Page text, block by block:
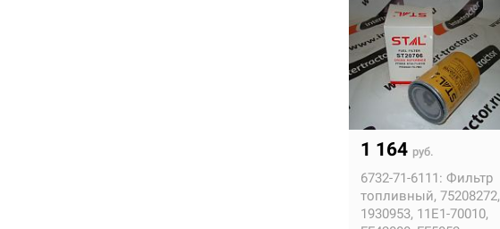
1 164 руб.
6732-71-6111: Фильтр
топливный, 75208272,
1930953, 11E1-70010,